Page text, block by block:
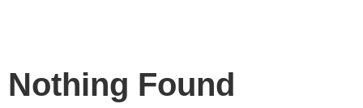
Nothing Found
Akcesoria